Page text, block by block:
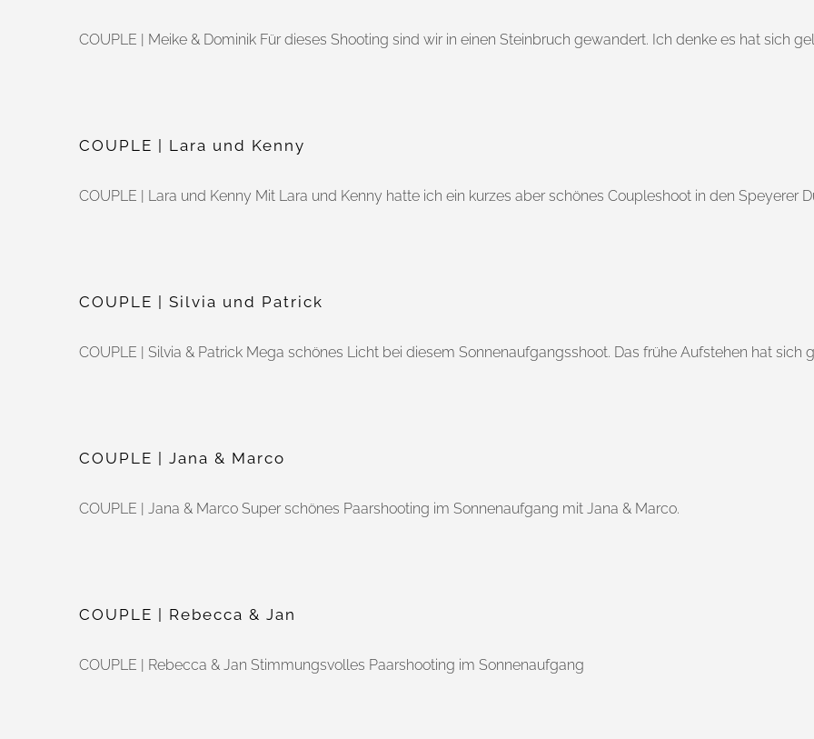
COUPLE | Meike & Dominik Für dieses Shooting sind wir in einen Steinbruch gewandert. Ich denke es hat sich
COUPLE | Lara und Kenny
COUPLE | Lara und Kenny Mit Lara und Kenny hatte ich ein kurzes aber schönes Coupleshoot in den Speyerer
COUPLE | Silvia und Patrick
COUPLE | Silvia & Patrick Mega schönes Licht bei diesem Sonnenaufgangsshoot. Das frühe Aufstehen hat sich
COUPLE | Jana & Marco
COUPLE | Jana & Marco Super schönes Paarshooting im Sonnenaufgang mit Jana & Marco.
COUPLE | Rebecca & Jan
COUPLE | Rebecca & Jan Stimmungsvolles Paarshooting im Sonnenaufgang